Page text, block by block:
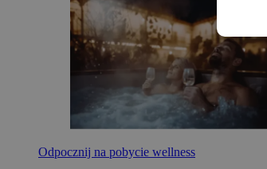
Odpocznij na pobycie wellness